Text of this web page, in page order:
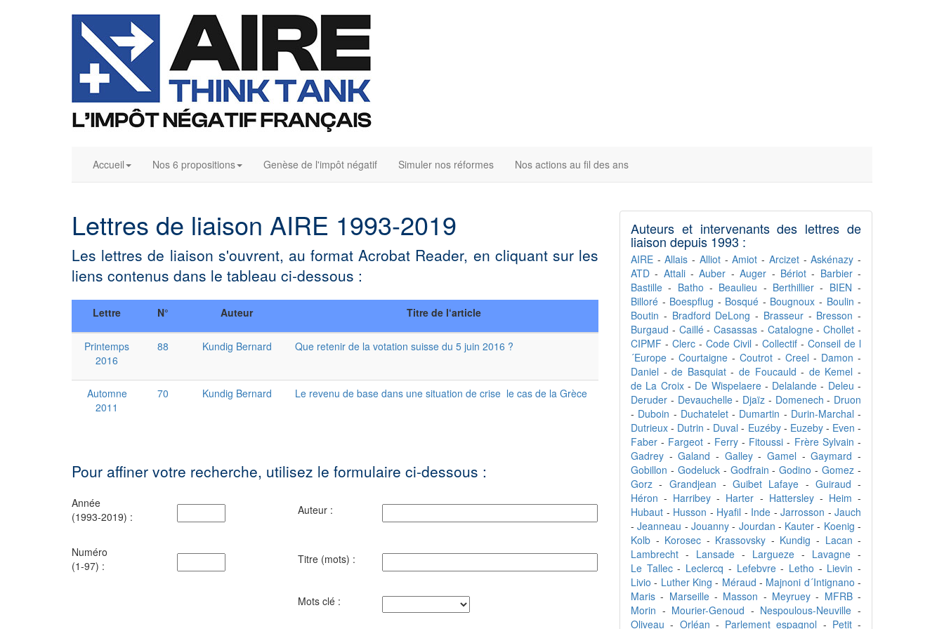
Accueil Nos 6 propositions Genèse de l'impôt négatif Simuler nos réformes Nos actions au fil des ans
Lettres de liaison AIRE 1993-2019
Les lettres de liaison s'ouvrent, au format Acrobat Reader, en cliquant sur les
liens contenus dans le tableau ci-dessous :
Lettre N° Auteur Titre de l‘article
Printemps
2016
88 Kundig Bernard Que retenir de la votation suisse du 5 juin 2016 ?
Automne
2011
70 Kundig Bernard Le revenu de base dans une situation de crise ­ le cas de la Grèce
Pour affiner votre recherche, utilisez le formulaire ci-dessous :
Année
(1993-2019) :
Auteur :
Numéro
(1-97) :
Titre (mots) :
Mots clé :
Auteurs et intervenants des lettres de
liaison depuis 1993 :
AIRE -Allais - Alliot-Amiot - Arcizet-Askénazy -
ATD - Attali-Auber -Auger - Bériot- Barbier-
Bastille - Batho - Beaulieu - Berthillier - BIEN -
Billoré - Boespflug - Bosqué - Bougnoux - Boulin -
Boutin - Bradford DeLong - Brasseur- Bresson -
Burgaud - Caillé-Casassas - Catalogne-Chollet -
CIPMF - Clerc - Code Civil - Collectif - Conseil de l
´Europe -Courtaigne -Coutrot - Creel - Damon -
Daniel -de Basquiat-de Foucauld - de Kemel -
de La Croix- De Wispelaere- Delalande - Deleu -
Deruder - Devauchelle- Djaïz - Domenech - Druon
- Duboin - Duchatelet- Dumartin - Durin-Marchal -
Dutrieux - Dutrin - Duval - Euzéby- Euzeby- Even -
Faber - Fargeot - Ferry- Fitoussi - Frère Sylvain -
Gadrey -Galand - Galley-Gamel -Gaymard -
Gobillon - Godeluck- Godfrain -Godino -Gomez -
Gorz - Grandjean - Guibet Lafaye - Guiraud -
Héron - Harribey - Harter - Hattersley- Heim -
Hubaut - Husson - Hyafil - Inde - Jarrosson - Jauch
-Jeanneau - Jouanny- Jourdan - Kauter - Koenig -
Kolb - Korosec - Krassovsky - Kundig - Lacan -
Lambrecht - Lansade - Largueze - Lavagne -
Le Tallec- Leclercq - Lefebvre- Letho - Lievin -
Livio - Luther King - Méraud - Majnoni d´Intignano -
Maris - Marseille- Masson - Meyruey - MFRB-
Morin - Mourier-Genoud - Nespoulous-Neuville -
Oliveau - Orléan - Parlement espagnol - Petit-